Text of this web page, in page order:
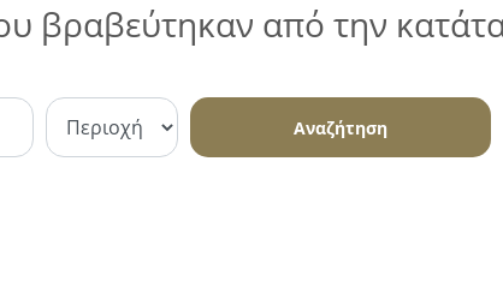
βραβεύτηκαν από την
Αναζήτηση